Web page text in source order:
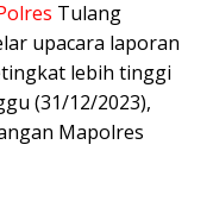
Tulang
upacara laporan
lebih tinggi
(31/12/2023),
Mapolres